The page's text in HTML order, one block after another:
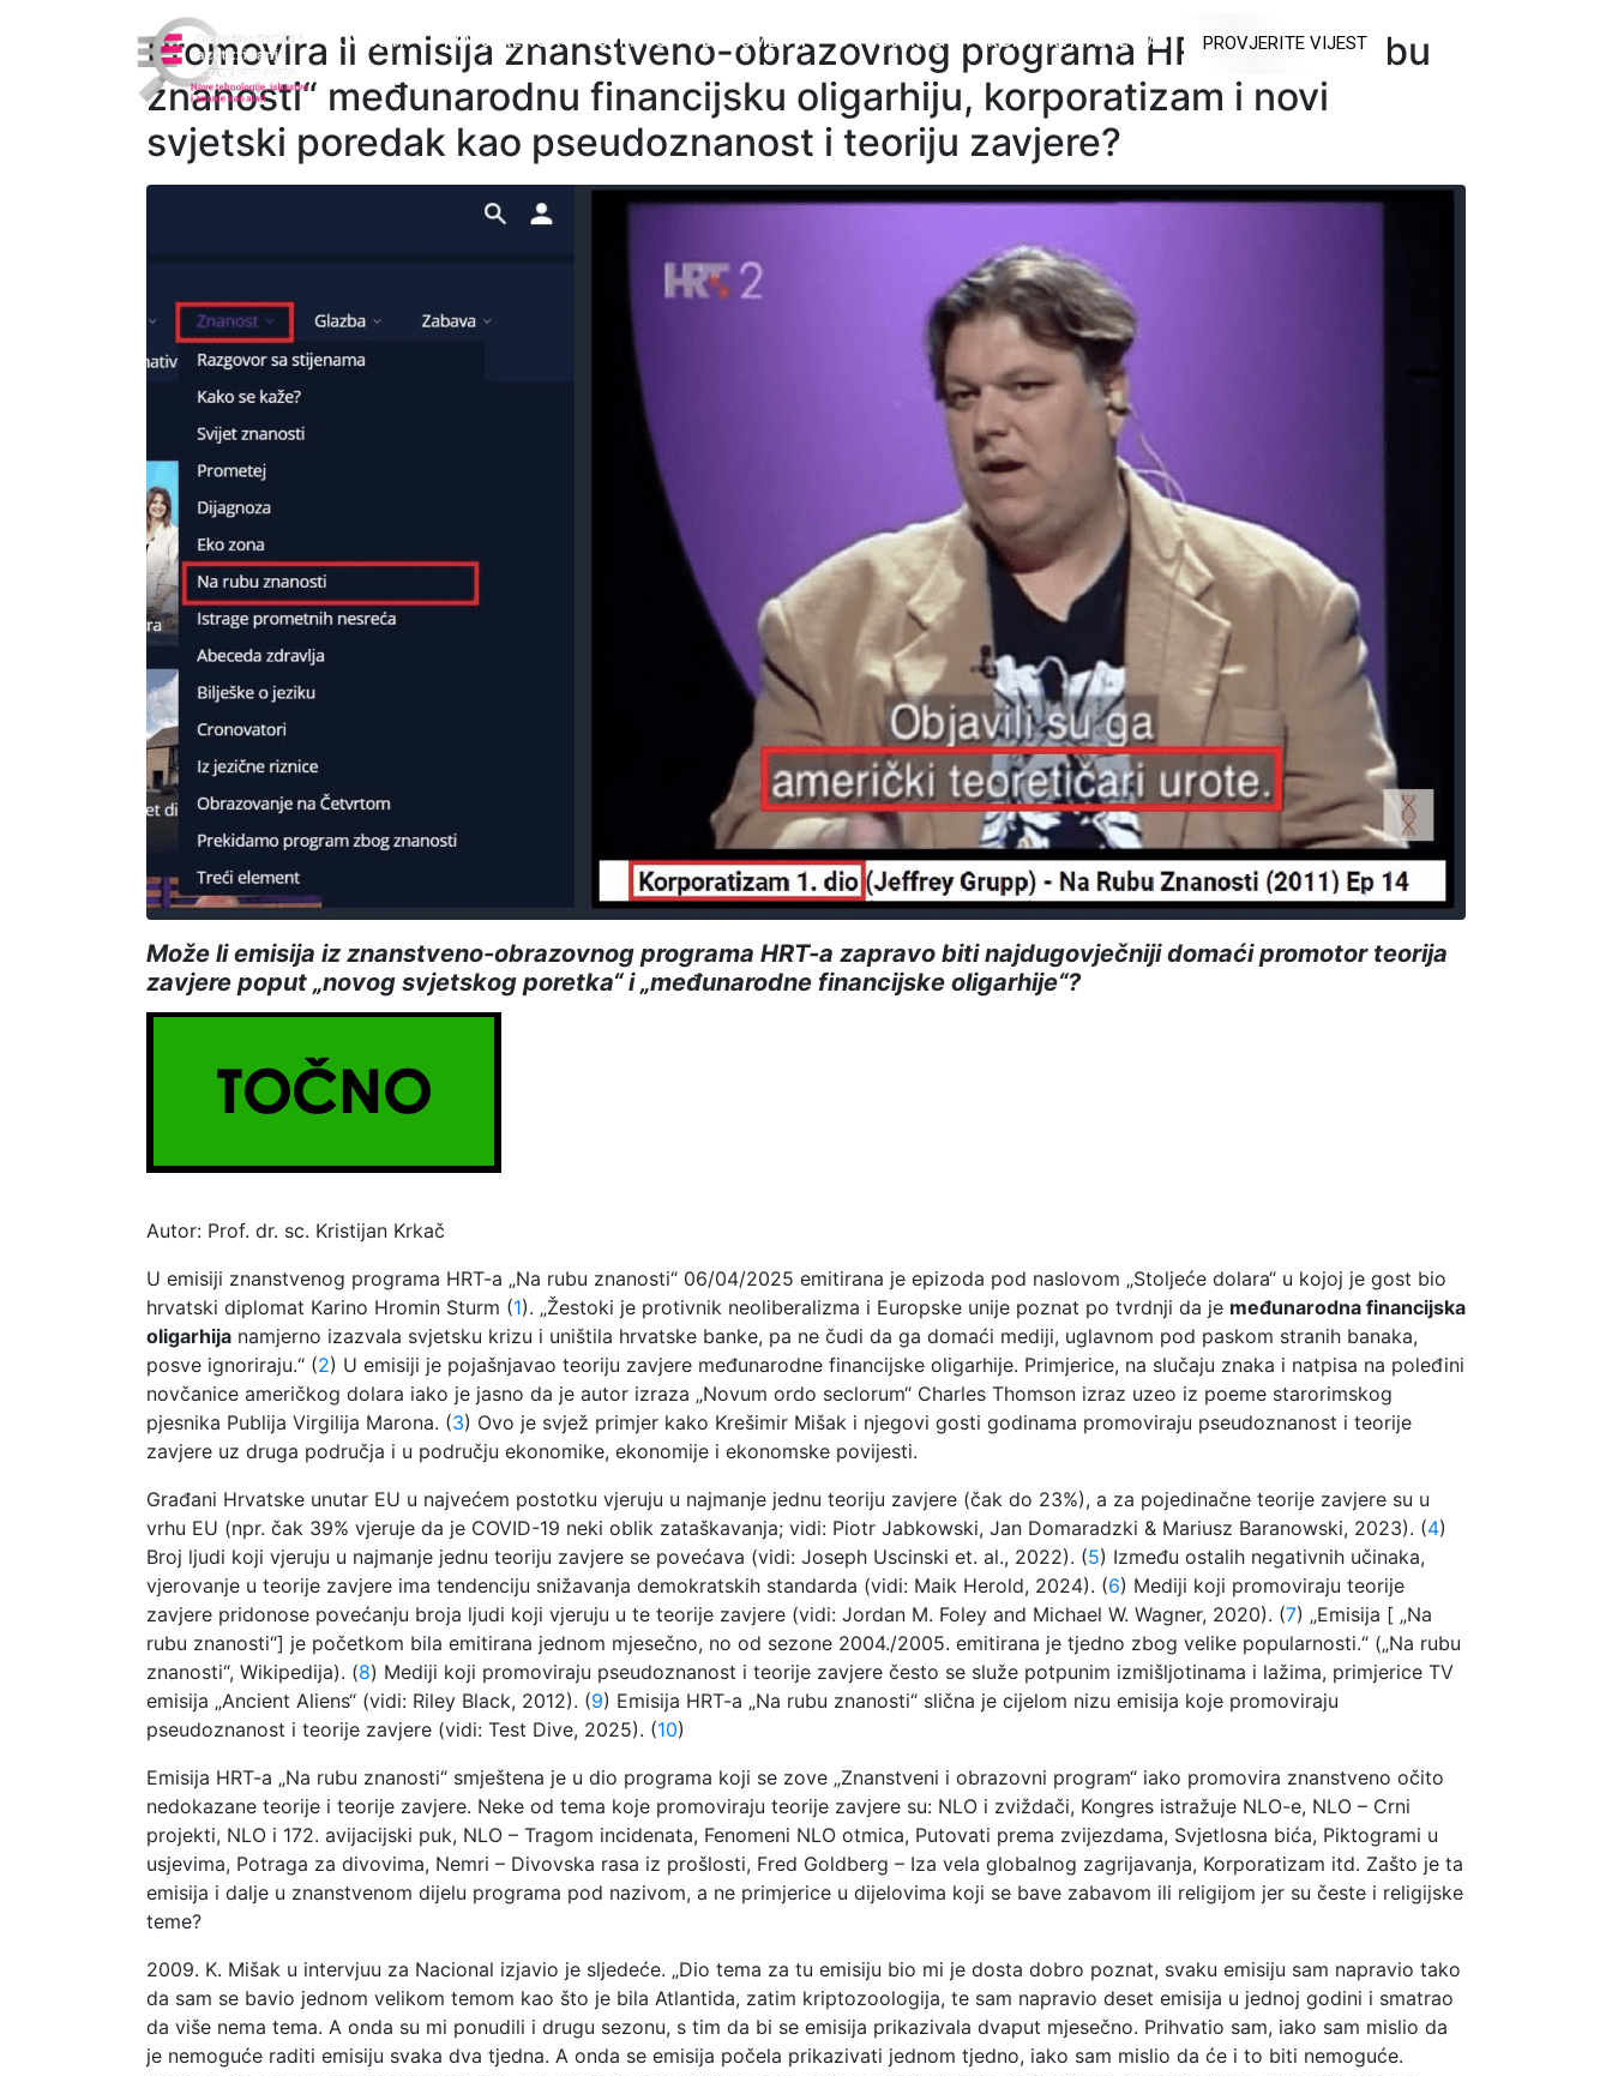
NOVOSTI PROVJERENO ↓ ISPRAVCI DOKUMENTI O PROJEKTU ↓ KONTAKTIRAJTE NAS PROVJERITE VIJEST
Promovira li emisija znanstveno-obrazovnog programa HRT-a „Na rubu
znanosti“ međunarodnu financijsku oligarhiju, korporatizam i novi
svjetski poredak kao pseudoznanost i teoriju zavjere?
Može li emisija iz znanstveno-obrazovnog programa HRT-a zapravo biti najdugovječniji domaći promotor teorija
zavjere poput „novog svjetskog poretka“ i „međunarodne financijske oligarhije“?
Autor: Prof. dr. sc. Kristijan Krkač
U emisiji znanstvenog programa HRT-a „Na rubu znanosti“ 06/04/2025 emitirana je epizoda pod naslovom „Stoljeće dolara“ u kojoj je gost bio
hrvatski diplomat Karino Hromin Sturm (1). „Žestoki je protivnik neoliberalizma i Europske unije poznat po tvrdnji da je međunarodna financijska
oligarhija namjerno izazvala svjetsku krizu i uništila hrvatske banke, pa ne čudi da ga domaći mediji, uglavnom pod paskom stranih banaka,
posve ignoriraju.“ (2) U emisiji je pojašnjavao teoriju zavjere međunarodne financijske oligarhije. Primjerice, na slučaju znaka i natpisa na poleđini
novčanice američkog dolara iako je jasno da je autor izraza „Novum ordo seclorum“ Charles Thomson izraz uzeo iz poeme starorimskog
pjesnika Publija Virgilija Marona. (3) Ovo je svjež primjer kako Krešimir Mišak i njegovi gosti godinama promoviraju pseudoznanost i teorije
zavjere uz druga područja i u području ekonomike, ekonomije i ekonomske povijesti.
Građani Hrvatske unutar EU u najvećem postotku vjeruju u najmanje jednu teoriju zavjere (čak do 23%), a za pojedinačne teorije zavjere su u
vrhu EU (npr. čak 39% vjeruje da je COVID-19 neki oblik zataškavanja; vidi: Piotr Jabkowski, Jan Domaradzki & Mariusz Baranowski, 2023). (4)
Broj ljudi koji vjeruju u najmanje jednu teoriju zavjere se povećava (vidi: Joseph Uscinski et. al., 2022). (5) Između ostalih negativnih učinaka,
vjerovanje u teorije zavjere ima tendenciju snižavanja demokratskih standarda (vidi: Maik Herold, 2024). (6) Mediji koji promoviraju teorije
zavjere pridonose povećanju broja ljudi koji vjeruju u te teorije zavjere (vidi: Jordan M. Foley and Michael W. Wagner, 2020). (7) „Emisija [ „Na
rubu znanosti“] je početkom bila emitirana jednom mjesečno, no od sezone 2004./2005. emitirana je tjedno zbog velike popularnosti.“ („Na rubu
znanosti“, Wikipedija). (8) Mediji koji promoviraju pseudoznanost i teorije zavjere često se služe potpunim izmišljotinama i lažima, primjerice TV
emisija „Ancient Aliens“ (vidi: Riley Black, 2012). (9) Emisija HRT-a „Na rubu znanosti“ slična je cijelom nizu emisija koje promoviraju
pseudoznanost i teorije zavjere (vidi: Test Dive, 2025). (10)
Emisija HRT-a „Na rubu znanosti“ smještena je u dio programa koji se zove „Znanstveni i obrazovni program“ iako promovira znanstveno očito
nedokazane teorije i teorije zavjere. Neke od tema koje promoviraju teorije zavjere su: NLO i zviždači, Kongres istražuje NLO-e, NLO – Crni
projekti, NLO i 172. avijacijski puk, NLO – Tragom incidenata, Fenomeni NLO otmica, Putovati prema zvijezdama, Svjetlosna bića, Piktogrami u
usjevima, Potraga za divovima, Nemri – Divovska rasa iz prošlosti, Fred Goldberg – Iza vela globalnog zagrijavanja, Korporatizam itd. Zašto je ta
emisija i dalje u znanstvenom dijelu programa pod nazivom, a ne primjerice u dijelovima koji se bave zabavom ili religijom jer su česte i religijske
teme?
2009. K. Mišak u intervjuu za Nacional izjavio je sljedeće. „Dio tema za tu emisiju bio mi je dosta dobro poznat, svaku emisiju sam napravio tako
da sam se bavio jednom velikom temom kao što je bila Atlantida, zatim kriptozoologija, te sam napravio deset emisija u jednoj godini i smatrao
da više nema tema. A onda su mi ponudili i drugu sezonu, s tim da bi se emisija prikazivala dvaput mjesečno. Prihvatio sam, iako sam mislio da
je nemoguće raditi emisiju svaka dva tjedna. A onda se emisija počela prikazivati jednom tjedno, iako sam mislio da će i to biti nemoguće.